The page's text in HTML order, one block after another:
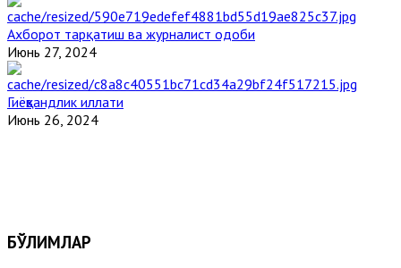
Ахборот тарқатиш ва журналист одоби
Июнь 27, 2024
Гиёҳвандлик иллати
Июнь 26, 2024
БЎЛИМЛАР